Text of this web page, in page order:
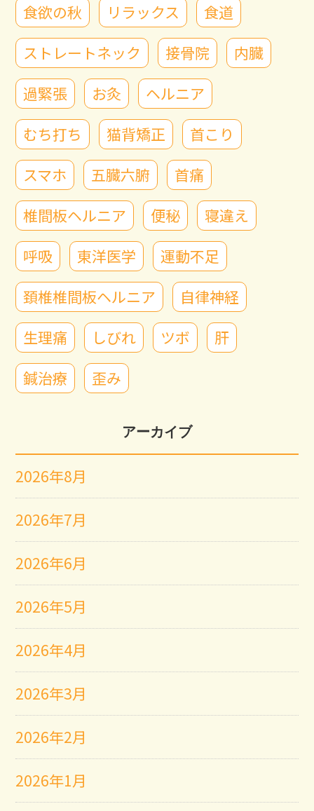
食欲の秋
リラックス
食道
ストレートネック
接骨院
内臓
過緊張
お灸
ヘルニア
むち打ち
猫背矯正
首こり
スマホ
五臓六腑
首痛
椎間板ヘルニア
便秘
寝違え
呼吸
東洋医学
運動不足
頚椎椎間板ヘルニア
自律神経
生理痛
しびれ ツボ
肝
鍼治療
歪み
アーカイブ
2026年8月
2026年7月
2026年6月
2026年5月
2026年4月
2026年3月
2026年2月
2026年1月